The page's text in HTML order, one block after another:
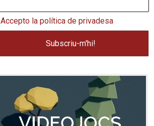
Accepto la política de privadesa